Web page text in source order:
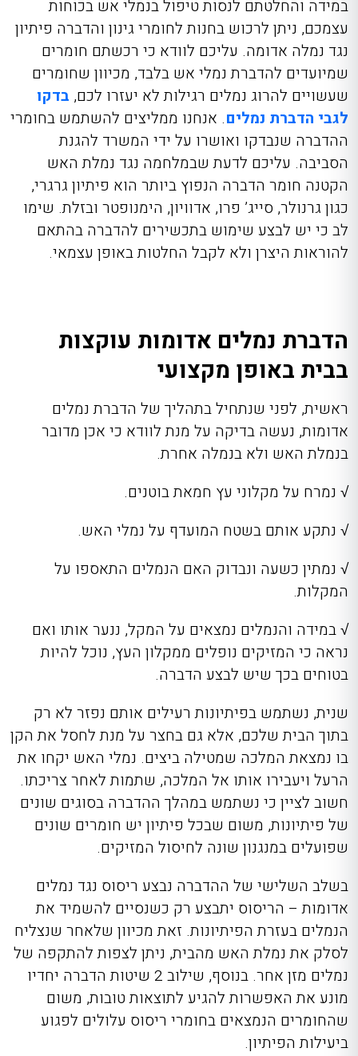
במידה והחלטתם לנסות טיפול בנמלי אש בכוחות
עצמכם, ניתן לרכוש בחנות לחומרי גינון והדברה פיתיון
נגד נמלה אדומה. עליכם לוודא כי רכשתם חומרים
שמיועדים להדברת נמלי אש בלבד, מכיוון שחומרים
שעשויים להרוג נמלים רגילות לא יעזרו לכם, בדקו
לגבי הדברת נמלים. אנחנו ממליצים להשתמש בחומרי
ההדברה שנבדקו ואושרו על ידי המשרד להגנת
הסביבה. עליכם לדעת שבמלחמה נגד נמלת האש
הקטנה חומר הדברה הנפוץ ביותר הוא פיתיון גרגרי,
כגון גרנולר, סייג’ פרו, אדוויון, הימנופטר ובזלת. שימו
לב כי יש לבצע שימוש בתכשירים להדברה בהתאם
להוראות היצרן ולא לקבל החלטות באופן עצמאי.
הדברת נמלים אדומות עוקצות
בבית באופן מקצועי
ראשית, לפני שנתחיל בתהליך של הדברת נמלים
אדומות, נעשה בדיקה על מנת לוודא כי אכן מדובר
בנמלת האש ולא בנמלה אחרת.
√ נמרח על מקלוני עץ חמאת בוטנים.
√ נתקע אותם בשטח המועדף על נמלי האש.
√ נמתין כשעה ונבדוק האם הנמלים התאספו על
המקלות.
√ במידה והנמלים נמצאים על המקל, ננער אותו ואם
נראה כי המזיקים נופלים ממקלון העץ, נוכל להיות
בטוחים בכך שיש לבצע הדברה.
שנית, נשתמש בפיתיונות רעילים אותם נפזר לא רק
בתוך הבית שלכם, אלא גם בחצר על מנת לחסל את הקן
בו נמצאת המלכה שמטילה ביצים. נמלי האש יקחו את
הרעל ויעבירו אותו אל המלכה, שתמות לאחר צריכתו.
חשוב לציין כי נשתמש במהלך ההדברה בסוגים שונים
של פיתיונות, משום שבכל פיתיון יש חומרים שונים
שפועלים במנגנון שונה לחיסול המזיקים.
בשלב השלישי של ההדברה נבצע ריסוס נגד נמלים
אדומות – הריסוס יתבצע רק כשנסיים להשמיד את
הנמלים בעזרת הפיתיונות. זאת מכיוון שלאחר שנצליח
לסלק את נמלת האש מהבית, ניתן לצפות להתקפה של
נמלים מזן אחר. בנוסף, שילוב 2 שיטות הדברה יחדיו
מונע את האפשרות להגיע לתוצאות טובות, משום
שהחומרים הנמצאים בחומרי ריסוס עלולים לפגוע
ביעילות הפיתיון.